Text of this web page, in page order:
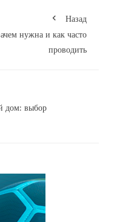
Назад
нужна и как часто
проводить
дом: выбор